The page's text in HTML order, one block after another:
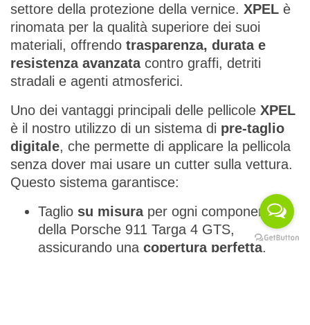
settore della protezione della vernice. XPEL è
rinomata per la qualità superiore dei suoi
materiali, offrendo trasparenza, durata e
resistenza avanzatacontro graffi, detriti
stradali e agenti atmosferici.
Uno dei vantaggi principali delle pellicole XPEL
è il nostro utilizzo di un sistema di pre-taglio
digitale, che permette di applicare la pellicola
senza dover mai usare un cutter sulla vettura.
Questo sistema garantisce:
Taglio su misuraper ogni componente
della Porsche 911 Targa 4 GTS,
assicurando una copertura perfetta.